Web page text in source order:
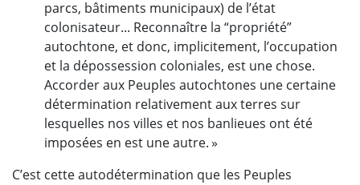
parcs, bâtiments municipaux) de l’état
colonisateur... Reconnaître la “propriété”
autochtone, et donc, implicitement, l’occupation
et la dépossession coloniales, est une chose.
Accorder aux Peuples autochtones une certaine
détermination relativement aux terres sur
lesquelles nos villes et nos banlieues ont été
imposées en est une autre. »
C’est cette autodétermination que les Peuples